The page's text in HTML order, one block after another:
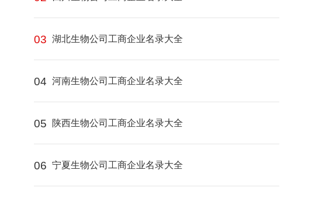
03 湖北生物公司工商企业名录大全
04 河南生物公司工商企业名录大全
05 陕西生物公司工商企业名录大全
06 宁夏生物公司工商企业名录大全